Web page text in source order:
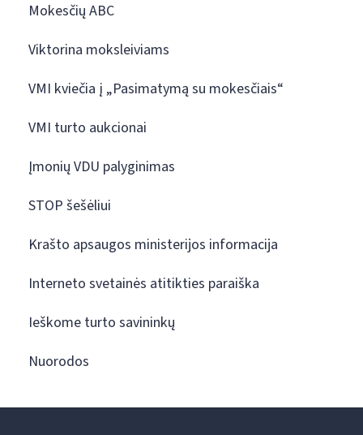
Mokesčių ABC
Viktorina moksleiviams
VMI kviečia į „Pasimatymą su mokesčiais“
VMI turto aukcionai
Įmonių VDU palyginimas
STOP šešėliui
Krašto apsaugos ministerijos informacija
Interneto svetainės atitikties paraiška
Ieškome turto savininkų
Nuorodos